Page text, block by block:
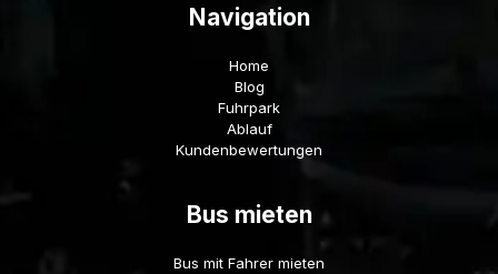
Navigation
Home
Blog
Fuhrpark
Ablauf
Kundenbewertungen
Bus mieten
Bus mit Fahrer mieten